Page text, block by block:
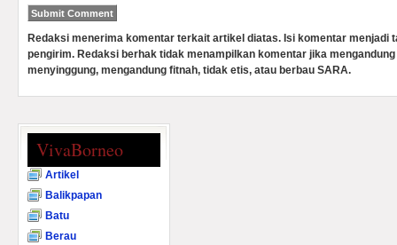
Redaksi menerima komentar terkait artikel diatas. Isi komentar menjadi
pengirim. Redaksi berhak tidak menampilkan komentar jika
menyinggung, mengandung fitnah, tidak etis, atau berbau SARA.
VivaBorneo
Artikel
Balikpapan
Batu
Berau